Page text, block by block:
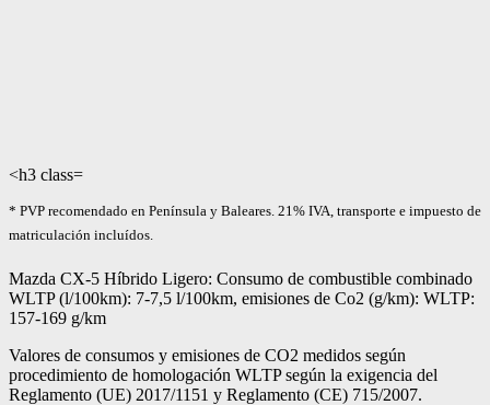
<h3 class=
* PVP recomendado en Península y Baleares. 21% IVA, transporte e impuesto de
matriculación incluídos.
Mazda CX-5 Híbrido Ligero: Consumo de combustible combinado
WLTP (l/100km): 7-7,5 l/100km, emisiones de Co2 (g/km): WLTP:
157-169 g/km
Valores de consumos y emisiones de CO2 medidos según
procedimiento de homologación WLTP según la exigencia del
Reglamento (UE) 2017/1151 y Reglamento (CE) 715/2007.